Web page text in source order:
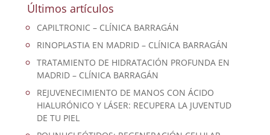
Últimos artículos
CAPILTRONIC – CLÍNICA BARRAGÁN
RINOPLASTIA EN MADRID – CLÍNICA BARRAGÁN
TRATAMIENTO DE HIDRATACIÓN PROFUNDA EN
MADRID – CLÍNICA BARRAGÁN
REJUVENECIMIENTO DE MANOS CON ÁCIDO
HIALURÓNICO Y LÁSER: RECUPERA LA JUVENTUD
DE TU PIEL